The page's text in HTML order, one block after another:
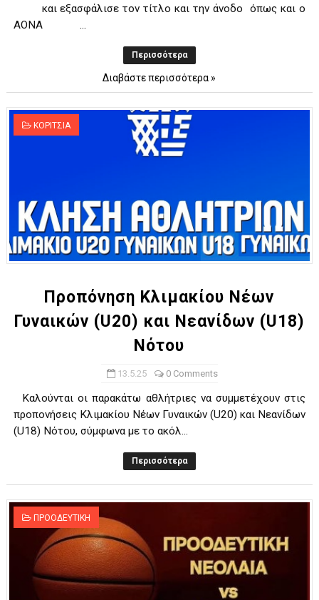
και εξασφάλισε τον τίτλο και την άνοδο όπως και ο
ΑΟΝΑ ...
Περισσότερα
Διαβάστε περισσότερα »
KOΡΙΤΣΙΑ
Προπόνηση Κλιμακίου Νέων
Γυναικών (U20) και Νεανίδων (U18)
Νότου
13.5.25 0 Comments
Καλούνται οι παρακάτω αθλήτριες να συμμετέχουν στις
προπονήσεις Κλιμακίου Νέων Γυναικών (U20) και Νεανίδων
(U18) Νότου, σύμφωνα με το ακόλ...
Περισσότερα
ΠΡΟΟΔΕΥΤΙΚΗ